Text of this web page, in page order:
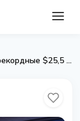
HYPE +120% за год: ETF-фонды привлекли рекордные $25,5 млн за день